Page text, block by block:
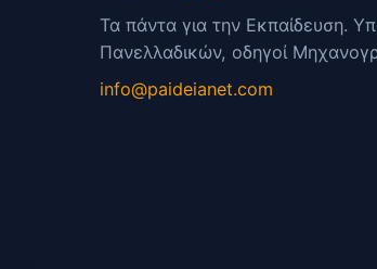
Τα πάντα για την Εκπαίδευση.
Πανελλαδικών, οδηγοί
info@paideianet.com